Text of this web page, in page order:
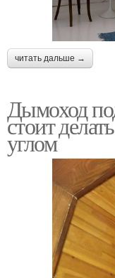
читать дальше →
Дымоход
стоит
углом